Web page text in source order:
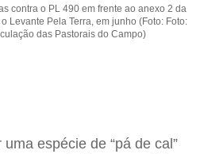
contra o PL 490 em frente ao anexo 2 da
Levante Pela Terra, em junho (Foto: Foto:
das Pastorais do Campo)
espécie de “pá de cal”